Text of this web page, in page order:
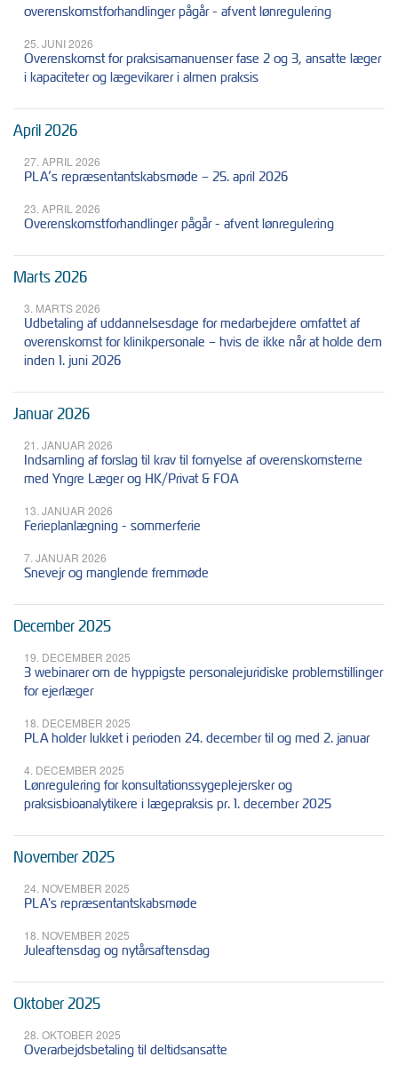
overenskomstforhandlinger pågår - afvent lønregulering
25. JUNI 2026
Overenskomst for praksisamanuenser fase 2 og 3, ansatte læger
i kapaciteter og lægevikarer i almen praksis
April 2026
27. APRIL 2026
PLA’s repræsentantskabsmøde – 25. april 2026
23. APRIL 2026
Overenskomstforhandlinger pågår - afvent lønregulering
Marts 2026
3. MARTS 2026
Udbetaling af uddannelsesdage for medarbejdere omfattet af
overenskomst for klinikpersonale – hvis de ikke når at holde dem
inden 1. juni 2026
Januar 2026
21. JANUAR 2026
Indsamling af forslag til krav til fornyelse af overenskomsterne
med Yngre Læger og HK/Privat & FOA
13. JANUAR 2026
Ferieplanlægning - sommerferie
7. JANUAR 2026
Snevejr og manglende fremmøde
December 2025
19. DECEMBER 2025
3 webinarer om de hyppigste personalejuridiske problemstillinger
for ejerlæger
18. DECEMBER 2025
PLA holder lukket i perioden 24. december til og med 2. januar
4. DECEMBER 2025
Lønregulering for konsultationssygeplejersker og
praksisbioanalytikere i lægepraksis pr. 1. december 2025
November 2025
24. NOVEMBER 2025
PLA's repræsentantskabsmøde
18. NOVEMBER 2025
Juleaftensdag og nytårsaftensdag
Oktober 2025
28. OKTOBER 2025
Overarbejdsbetaling til deltidsansatte